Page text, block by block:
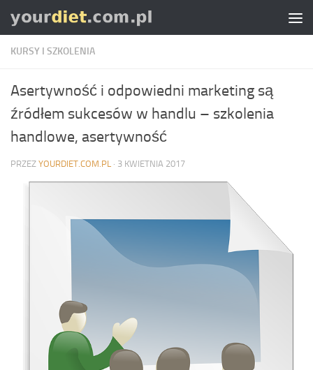
Skip to content
KURSY I SZKOLENIA
Asertywność i odpowiedni marketing są
źródłem sukcesów w handlu – szkolenia
handlowe, asertywność
PRZEZ YOURDIET.COM.PL · 3 KWIETNIA 2017